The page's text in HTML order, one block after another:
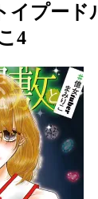
イプード
4